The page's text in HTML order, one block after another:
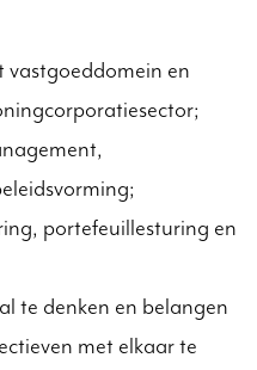
vastgoeddomein en
portefeuillesturing en
te denken en belangen
met elkaar te